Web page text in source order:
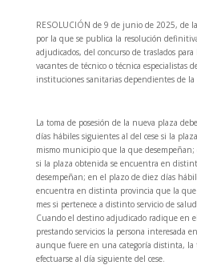
RESOLUCIÓN de 9 de junio de 2025, de
por la que se publica la resolución
adjudicados, del concurso de traslados
vacantes de técnico o técnica especialistas
instituciones sanitarias dependientes de la
La toma de posesión de la nueva plaza
días hábiles siguientes al del cese si la
mismo municipio que la que
si la plaza obtenida se encuentra en
desempeñan; en el plazo de diez días
encuentra en distinta provincia que la
mes si pertenece a distinto servicio de
Cuando el destino adjudicado radique en
prestando servicios la persona interesada
aunque fuere en una categoría distinta, la
efectuarse al día siguiente del cese.